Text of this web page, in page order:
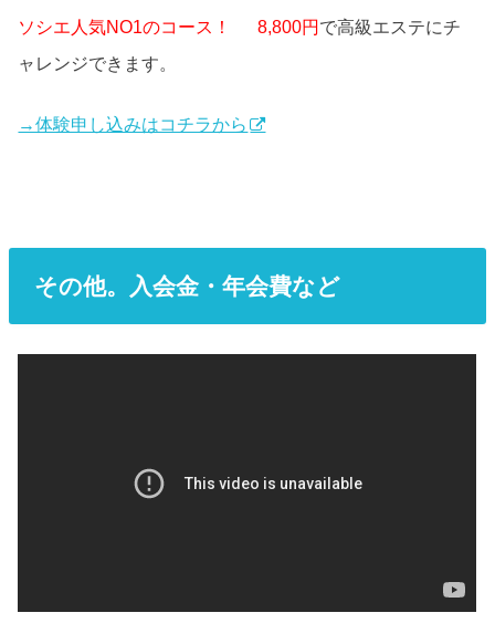
ソシエ人気NO1のコース！ 8,800円で高級エステにチ
ャレンジできます。
→体験申し込みはコチラから
その他。入会金・年会費など